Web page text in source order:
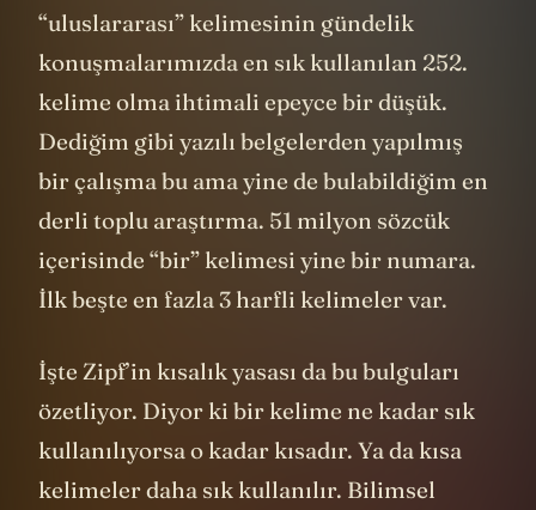
“uluslararası” kelimesinin gündelik
konuşmalarımızda en sık kullanılan 252.
kelime olma ihtimali epeyce bir düşük.
Dediğim gibi yazılı belgelerden yapılmış
bir çalışma bu ama yine de bulabildiğim en
derli toplu araştırma. 51 milyon sözcük
içerisinde “bir” kelimesi yine bir numara.
İlk beşte en fazla 3 harfli kelimeler var.
İşte Zipf’in kısalık yasası da bu bulguları
özetliyor. Diyor ki bir kelime ne kadar sık
kullanılıyorsa o kadar kısadır. Ya da kısa
kelimeler daha sık kullanılır. Bilimsel